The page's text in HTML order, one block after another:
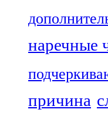
наречные
причина